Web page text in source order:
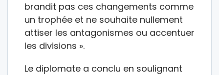
brandit pas ces changements comme
un trophée et ne souhaite nullement
attiser les antagonismes ou accentuer
les divisions ».
Le diplomate a conclu en soulignant